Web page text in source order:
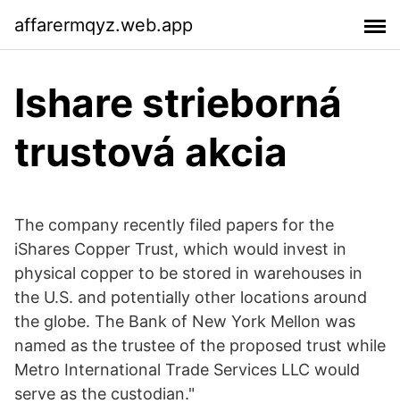
affarermqyz.web.app
Ishare strieborná
trustová akcia
The company recently filed papers for the
iShares Copper Trust, which would invest in
physical copper to be stored in warehouses in
the U.S. and potentially other locations around
the globe. The Bank of New York Mellon was
named as the trustee of the proposed trust while
Metro International Trade Services LLC would
serve as the custodian."